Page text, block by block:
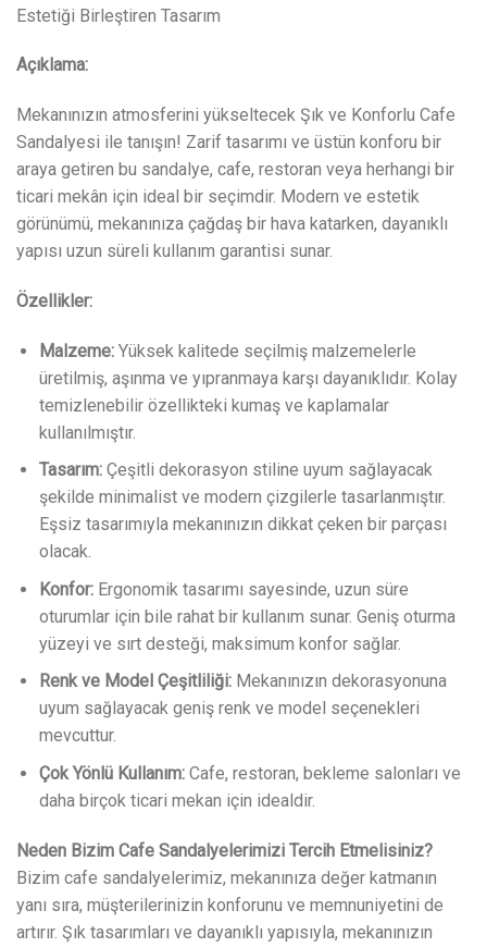
Estetiği Birleştiren Tasarım
Açıklama:
Mekanınızın atmosferini yükseltecek Şık ve Konforlu Cafe
Sandalyesi ile tanışın! Zarif tasarımı ve üstün konforu bir
araya getiren bu sandalye, cafe, restoran veya herhangi bir
ticari mekân için ideal bir seçimdir. Modern ve estetik
görünümü, mekanınıza çağdaş bir hava katarken, dayanıklı
yapısı uzun süreli kullanım garantisi sunar.
Özellikler:
Malzeme:Yüksek kalitede seçilmiş malzemelerle
üretilmiş, aşınma ve yıpranmaya karşı dayanıklıdır. Kolay
temizlenebilir özellikteki kumaş ve kaplamalar
kullanılmıştır.
Tasarım:Çeşitli dekorasyon stiline uyum sağlayacak
şekilde minimalist ve modern çizgilerle tasarlanmıştır.
Eşsiz tasarımıyla mekanınızın dikkat çeken bir parçası
olacak.
Konfor:Ergonomik tasarımı sayesinde, uzun süre
oturumlar için bile rahat bir kullanım sunar. Geniş oturma
yüzeyi ve sırt desteği, maksimum konfor sağlar.
Renk ve Model Çeşitliliği:Mekanınızın dekorasyonuna
uyum sağlayacak geniş renk ve model seçenekleri
mevcuttur.
Çok Yönlü Kullanım:Cafe, restoran, bekleme salonları ve
daha birçok ticari mekan için idealdir.
Neden Bizim Cafe Sandalyelerimizi Tercih Etmelisiniz?
Bizim cafe sandalyelerimiz, mekanınıza değer katmanın
yanı sıra, müşterilerinizin konforunu ve memnuniyetini de
artırır. Şık tasarımları ve dayanıklı yapısıyla, mekanınızın